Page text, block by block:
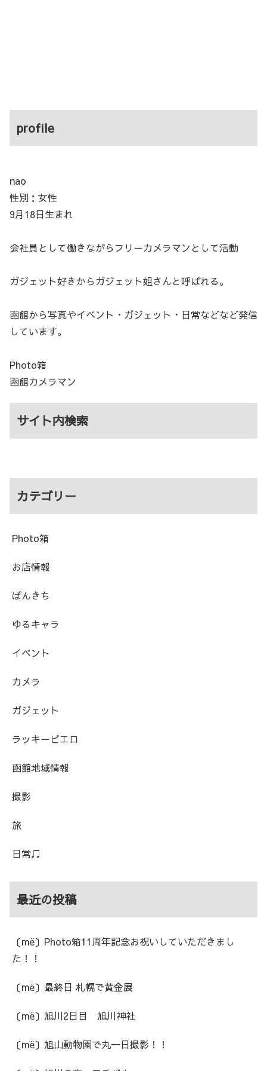
profile
nao
性別：女性
9月18日生まれ
会社員として働きながらフリーカメラマンとして活動
ガジェット好きからガジェット姐さんと呼ばれる。
函館から写真やイベント・ガジェット・日常などなど発信
しています。
Photo箱
函館カメラマン
サイト内検索
カテゴリー
Photo箱
お店情報
ぱんきち
ゆるキャラ
イベント
カメラ
ガジェット
ラッキーピエロ
函館地域情報
撮影
旅
日常♫
最近の投稿
〔më〕Photo箱11周年記念お祝いしていただきまし
た！！
〔më〕最終日 札幌で黄金展
〔më〕旭川2日目 旭川神社
〔më〕旭山動物園で丸一日撮影！！